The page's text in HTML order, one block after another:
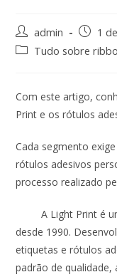
admin
1
Tudo sobre
Com este artigo,
Print e os rótulos
Cada segmento
rótulos adesivos
processo realizado
A Light Print é
desde 1990.
etiquetas e rótulos
padrão de